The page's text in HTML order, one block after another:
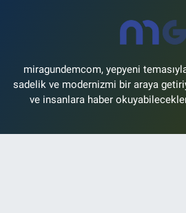
miragundemcom, yepyeni
sadelik ve modernizmi bir araya
ve insanlara haber